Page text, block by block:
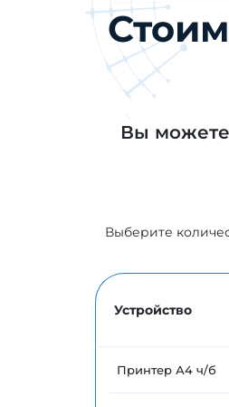
Вы
Выберите
Устройство
Принтер А4 ч/б